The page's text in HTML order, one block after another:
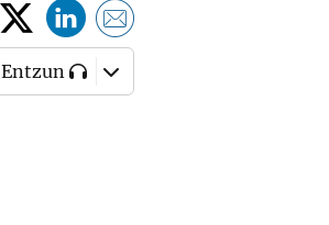
Entzun